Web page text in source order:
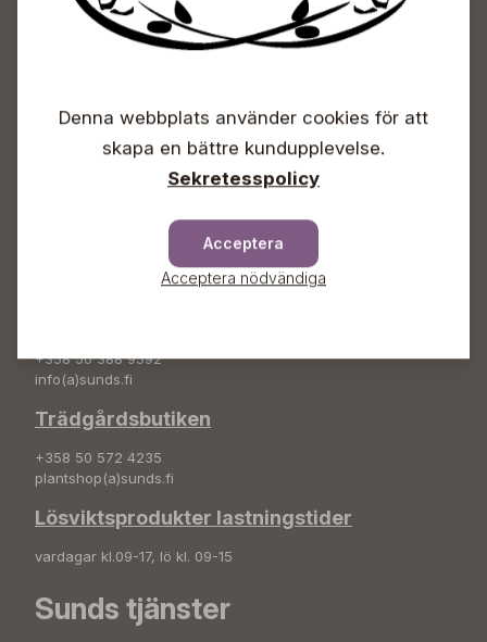
Vardagar 09-18
Lördagar 09-16
+358 50 388 9592
info(a)sunds.fi
+358 50 388 9592
info(a)sunds.fi
Trädgårdsbutiken
+358 50 572 4235
plantshop(a)sunds.fi
Lösviktsprodukter lastningstider
vardagar kl.09-17, lö kl. 09-15
Sunds tjänster
Denna webbplats använder cookies för att
skapa en bättre kundupplevelse.
Sekretesspolicy
Acceptera
Acceptera nödvändiga